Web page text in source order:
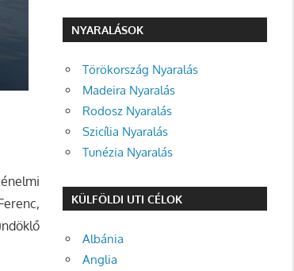
NYARALÁSOK
Törökország Nyaralás
Madeira Nyaralás
Rodosz Nyaralás
Szicília Nyaralás
Tunézia Nyaralás
KÜLFÖLDI UTI CÉLOK
Albánia
Anglia